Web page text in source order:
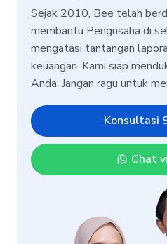
Sejak 2010, Bee telah
membantu Pengusaha di
mengatasi tantangan
keuangan. Kami siap
Anda. Jangan ragu untuk
Konsultasi
Chat